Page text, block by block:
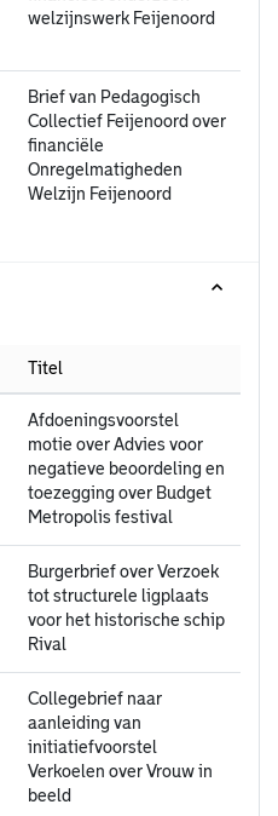
welzijnswerk Feijenoord
Brief van Pedagogisch
Collectief Feijenoord over
financiële
Onregelmatigheden
Welzijn Feijenoord
Titel
Afdoeningsvoorstel
motie over Advies voor
negatieve beoordeling en
toezegging over Budget
Metropolis festival
Burgerbrief over Verzoek
tot structurele ligplaats
voor het historische schip
Rival
Collegebrief naar
aanleiding van
initiatiefvoorstel
Verkoelen over Vrouw in
beeld